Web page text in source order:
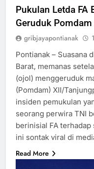
Pukulan Letda FA
Geruduk Pomdam
gribjayapontianak
Pontianak – Suasana
Barat, memanas
(ojol) menggeruduk
(Pomdam) XII/
insiden pemukulan
seorang perwira TNI
berinisial FA
ini sontak viral di
Read More